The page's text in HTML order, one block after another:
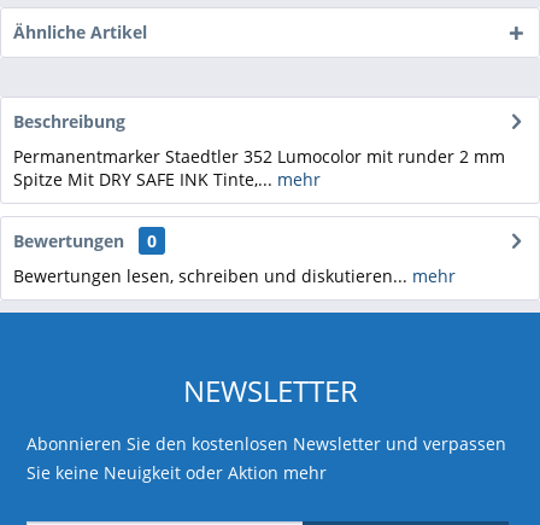
Ähnliche Artikel
Beschreibung
Permanentmarker Staedtler 352 Lumocolor mit runder 2 mm
Spitze Mit DRY SAFE INK Tinte,... mehr
Bewertungen
0
Bewertungen lesen, schreiben und diskutieren... mehr
NEWSLETTER
Abonnieren Sie den kostenlosen Newsletter und verpassen
Sie keine Neuigkeit oder Aktion mehr